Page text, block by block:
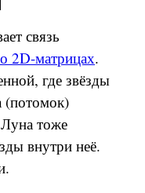
связь
2D-матрицах.
где звёзды
(потомок)
тоже
внутри неё.